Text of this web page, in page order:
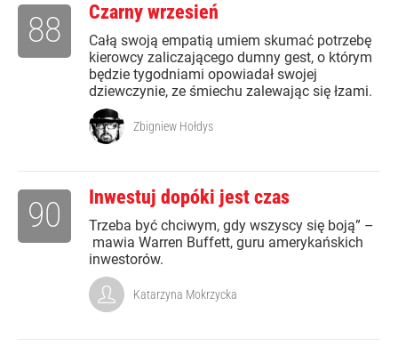
Czarny wrzesień
Całą swoją empatią umiem skumać potrzebę
kierowcy zaliczającego dumny gest, o którym
będzie tygodniami opowiadał swojej
dziewczynie, ze śmiechu zalewając się łzami.
88
Zbigniew Hołdys
Inwestuj dopóki jest czas
Trzeba być chciwym, gdy wszyscy się boją” –
mawia Warren Buffett, guru amerykańskich
inwestorów.
90
Katarzyna Mokrzycka